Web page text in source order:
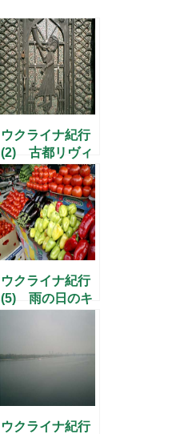
ウクライナ紀行
(2) 古都リヴィ
ウ散策
ウクライナ紀行
(5) 雨の日のキ
ウクライナ紀行